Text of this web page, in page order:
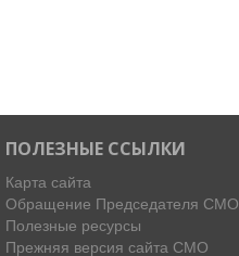
ПОЛЕЗНЫЕ ССЫЛКИ
Карта сайта
Обращение Председателя СМО
Полезные ресурсы
Прежняя версия сайта СМО